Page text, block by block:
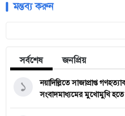
মন্তব্য করুন
সর্বশেষ জনপ্রিয়
নয়াদিল্লিতে সাজাপ্রাপ্ত
সংবাদমাধ্যমের মুখোমুখি হতে
১